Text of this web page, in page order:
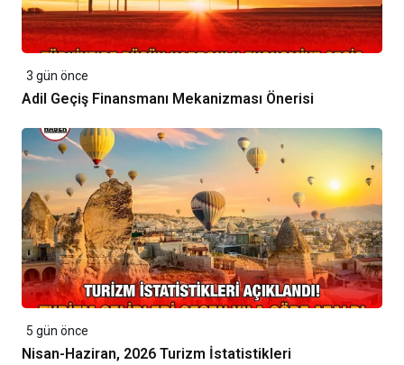
3 gün önce
Adil Geçiş Finansmanı Mekanizması Önerisi
5 gün önce
Nisan-Haziran, 2026 Turizm İstatistikleri